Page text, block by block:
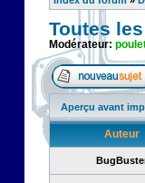
Toutes
Modérateur:
Aperçu avant
Auteur